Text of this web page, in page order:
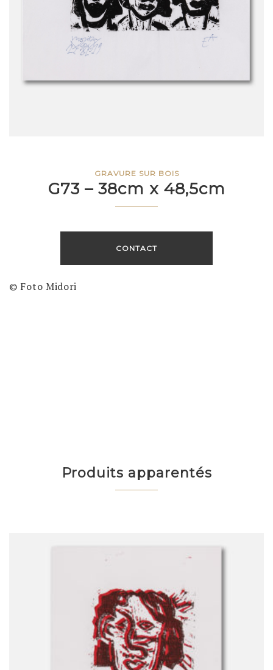
GRAVURE SUR BOIS
G73 – 38cm x 48,5cm
CONTACT
© Foto Midori
Produits apparentés